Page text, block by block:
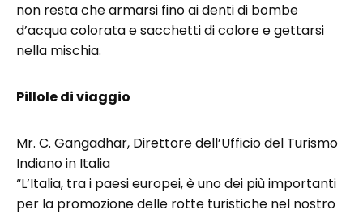
non resta che armarsi fino ai denti di bombe
d’acqua colorata e sacchetti di colore e gettarsi
nella mischia.
Pillole di viaggio
Mr. C. Gangadhar, Direttore dell’Ufficio del Turismo
Indiano in Italia
“L’Italia, tra i paesi europei, è uno dei più importanti
per la promozione delle rotte turistiche nel nostro